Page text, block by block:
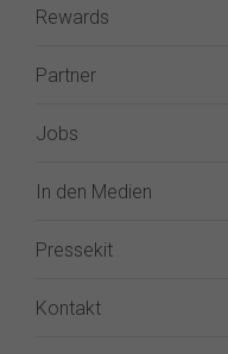
Rewards
Partner
Jobs
In den Medien
Pressekit
Kontakt